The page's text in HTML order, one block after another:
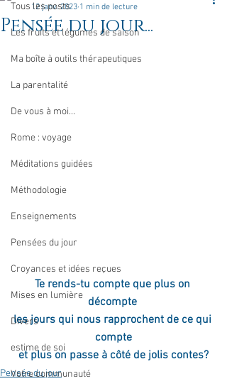
Tous les posts
Les fruits et légumes de saison
Ma boîte à outils thérapeutiques
La parentalité
De vous à moi...
Rome : voyage
Méditations guidées
Méthodologie
Enseignements
Pensées du jour
Croyances et idées reçues
Mises en lumière
Divers
estime de soi
Votre communauté
Pensée du jour...
12 janv. 2023 1 min de lecture
Te rends-tu compte que plus on
décompte
les jours qui nous rapprochent de ce qui
compte
et plus on passe à côté de jolis contes?
Pensée du jour